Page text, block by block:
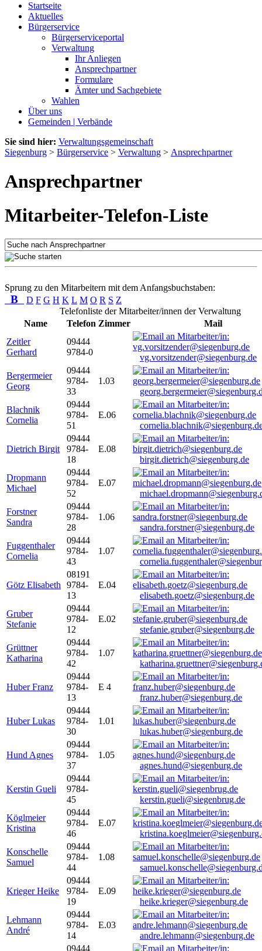
Startseite
Aktuelles
Bürgerservice
Bürgerserviceportal
Verwaltung
Ihr Anliegen
Ansprechpartner
Formulare
Ämter und Sachgebiete
Wahlen
Über uns
Gemeinden | Verbände
Sie sind hier: Verwaltungsgemeinschaft
Siegenburg > Bürgerservice > Verwaltung > Ansprechpartner
Ansprechpartner
Mitarbeiter-Telefon-Liste
Sprung zu den Mitarbeitern mit dem Anfangsbuchstaben:
B D F G H K L M O R S Z
Telefonliste der Mitarbeiter/innen der Verwaltung
Name
Telefon Zimmer
Mail
Zeitler
Gerhard
09444
9784-0
vg.vorsitzender@siegenburg.de
Bergermeier
Georg
09444
9784-
33
1.03
Blachnik
Cornelia
09444
9784-
51
E.06
Dietrich Birgit
09444
9784-
18
E.08
birgit.dietrich@siegenburg.de
Dropmann
Michael
09444
9784-
52
E.07
Forstner
Sandra
09444
9784-
28
1.06
sandra.forstner@siegenburg.de
Fuggenthaler
Cornelia
09444
9784-
43
1.07
Götz Elisabeth
08191
9784-
13
E.04
elisabeth.goetz@siegenburg.de
Gruber
Stefanie
09444
9784-
12
E.02
stefanie.gruber@siegenburg.de
Grüttner
Katharina
09444
9784-
42
1.07
Huber Franz
09444
9784-
13
E 4
franz.huber@siegenburg.de
Huber Lukas
09444
9784-
30
1.01
lukas.huber@siegenburg.de
Hund Agnes
09444
9784-
37
1.05
agnes.hund@siegenburg.de
Kerstin Gueli
09444
9784-
45
kerstin.gueli@siegenbrug.de
Köglmeier
Kristina
09444
9784-
46
E.07
Konschelle
Samuel
09444
9784-
44
1.08
Krieger Heike
09444
9784-
19
E.09
heike.krieger@siegenburg.de
Lehmann
André
09444
9784-
14
E.03
andre.lehmann@siegenburg.de
09444